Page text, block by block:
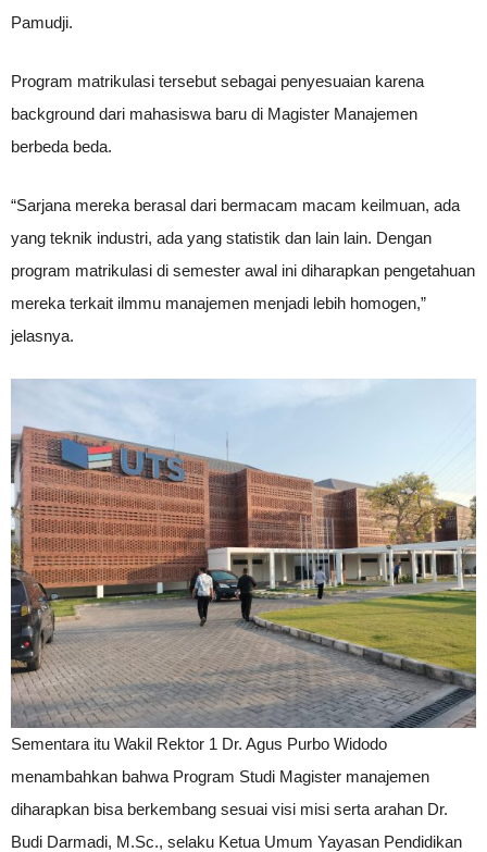
Pamudji.
Program matrikulasi tersebut sebagai penyesuaian karena
background dari mahasiswa baru di Magister Manajemen
berbeda beda.
“Sarjana mereka berasal dari bermacam macam keilmuan, ada
yang teknik industri, ada yang statistik dan lain lain. Dengan
program matrikulasi di semester awal ini diharapkan pengetahuan
mereka terkait ilmmu manajemen menjadi lebih homogen,”
jelasnya.
Sementara itu Wakil Rektor 1 Dr. Agus Purbo Widodo
menambahkan bahwa Program Studi Magister manajemen
diharapkan bisa berkembang sesuai visi misi serta arahan Dr.
Budi Darmadi, M.Sc., selaku Ketua Umum Yayasan Pendidikan